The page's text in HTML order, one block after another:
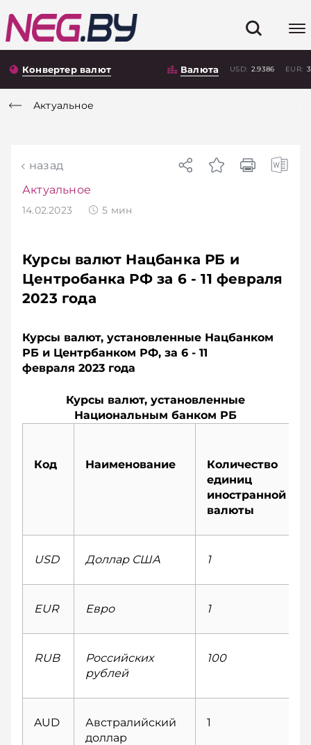
Конвертер валют Валюта USD: 2.9386 EUR:
Актуальное
назад
Актуальное
14.02.2023 5 мин
Курсы валют Нацбанка РБ и
Центробанка РФ за 6 - 11 февраля
2023 года
Курсы валют, установленные Нацбанком
РБ и Центрбанком РФ, за 6 - 11
февраля 2023 года
Курсы валют, установленные
Национальным банком РБ
Код Наименование
Количество
единиц
иностранной
валюты
USD Доллар США 1
EUR Евро 1
RUB
Российских
рублей
100
AUD
Австралийский
доллар
1